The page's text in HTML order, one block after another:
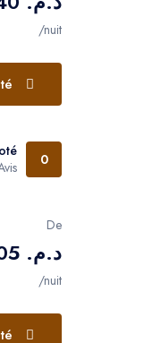
/nuit
0
De
د.م. 105
/nuit